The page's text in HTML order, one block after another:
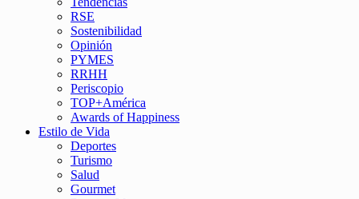
RSE
Sostenibilidad
Opinión
PYMES
RRHH
Periscopio
TOP+América
Awards of Happiness
Estilo de Vida
Deportes
Turismo
Salud
Gourmet